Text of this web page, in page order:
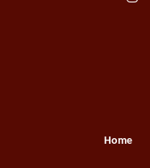
Home